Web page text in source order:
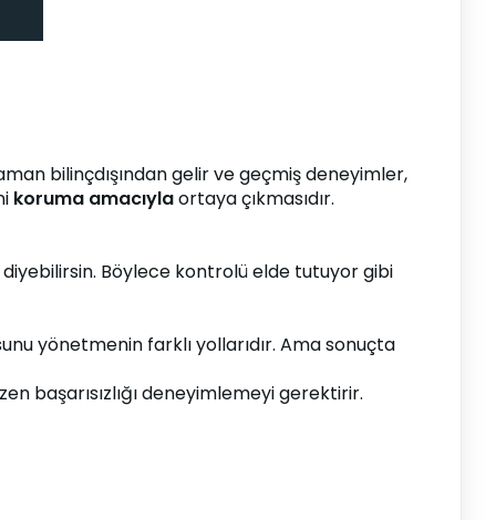
bilinçdışından gelir ve geçmiş deneyimler,
koruma amacıyla ortaya çıkmasıdır.
diyebilirsin. Böylece kontrolü elde tutuyor gibi
yönetmenin farklı yollarıdır. Ama sonuçta
başarısızlığı deneyimlemeyi gerektirir.